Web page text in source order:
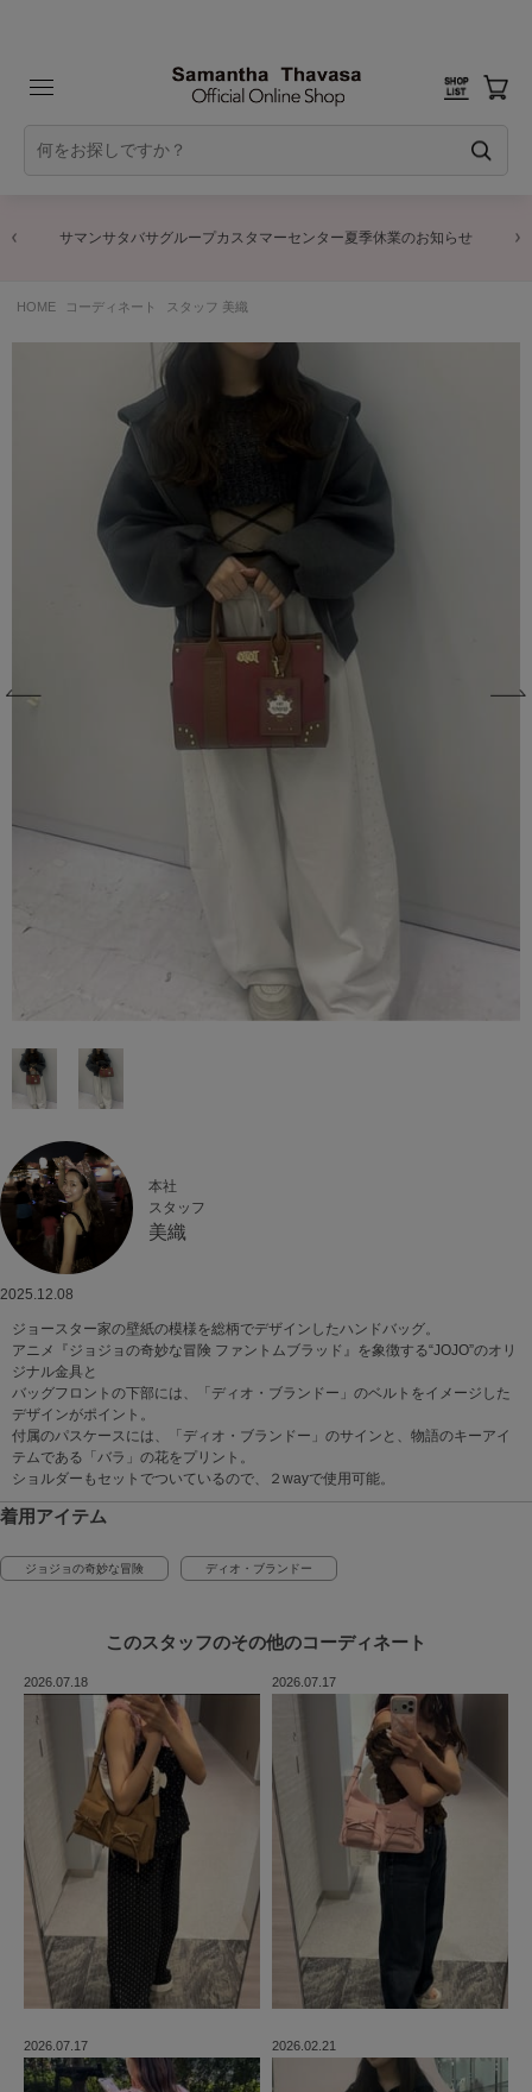
サマンサタバサグループカスタマーセンター夏季休業のお知らせ
HOME コーディネート スタッフ 美織
本社
スタッフ
美織
2025.12.08
ジョースター家の壁紙の模様を総柄でデザインしたハンドバッグ。
アニメ『ジョジョの奇妙な冒険 ファントムブラッド』を象徴する“JOJO”のオリ
ジナル金具と
バッグフロントの下部には、「ディオ・ブランドー」のベルトをイメージした
デザインがポイント。
付属のパスケースには、「ディオ・ブランドー」のサインと、物語のキーアイ
テムである「バラ」の花をプリント。
ショルダーもセットでついているので、２wayで使用可能。
着用アイテム
ジョジョの奇妙な冒険 ディオ・ブランドー
このスタッフのその他のコーディネート
2026.07.18 2026.07.17
2026.07.17 2026.02.21